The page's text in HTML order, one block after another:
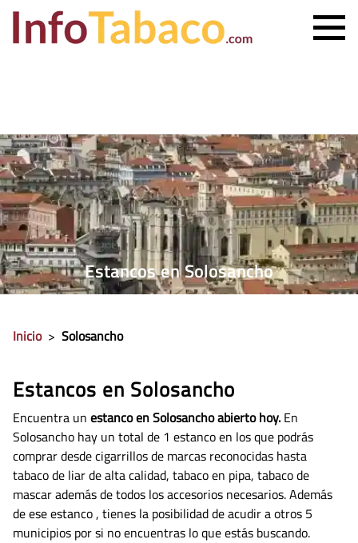
ESTANCO MÁS CERCANO
CONTACTO
Estancos en Solosancho
Inicio > Solosancho
Estancos en Solosancho
Encuentra un estanco en Solosancho abierto hoy. En
Solosancho hay un total de 1 estanco en los que podrás
comprar desde cigarrillos de marcas reconocidas hasta
tabaco de liar de alta calidad, tabaco en pipa, tabaco de
mascar además de todos los accesorios necesarios.Además
de ese estanco , tienes la posibilidad de acudir a otros 5
municipios por si no encuentras lo que estás buscando.